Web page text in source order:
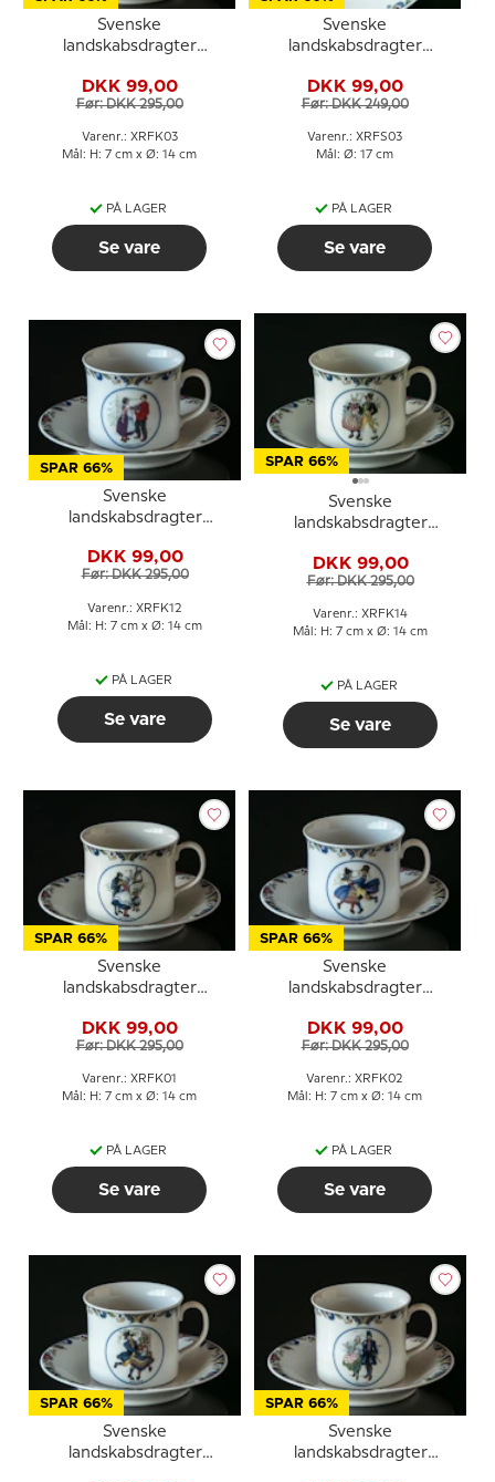
Svenske
landskabsdragter
DKK 99,00
Før: DKK 295,00
Varenr.: XRFK03
Mål: H: 7 cm x Ø: 14 cm
PÅ LAGER
Se vare
Svenske
landskabsdragter
Dalsland
DKK 99,00
Før: DKK 249,00
Varenr.: XRFS03
Mål: Ø: 17 cm
PÅ LAGER
Se vare
SPAR 66%
Svenske
landskabsdragter
Norrbotten
DKK 99,00
Før: DKK 295,00
Varenr.: XRFK12
Mål: H: 7 cm x Ø: 14 cm
PÅ LAGER
Se vare
SPAR 66%
Svenske
landskabsdragter
DKK 99,00
Før: DKK 295,00
Varenr.: XRFK14
Mål: H: 7 cm x Ø: 14 cm
PÅ LAGER
Se vare
SPAR 66%
Svenske
landskabsdragter
DKK 99,00
Før: DKK 295,00
Varenr.: XRFK01
Mål: H: 7 cm x Ø: 14 cm
PÅ LAGER
Se vare
SPAR 66%
Svenske
landskabsdragter
DKK 99,00
Før: DKK 295,00
Varenr.: XRFK02
Mål: H: 7 cm x Ø: 14 cm
PÅ LAGER
Se vare
SPAR 66%
Svenske
landskabsdragter
SPAR 66%
Svenske
landskabsdragter